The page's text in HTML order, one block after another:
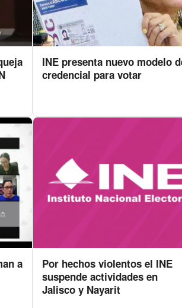
INE presenta nuevo modelo
credencial para votar
a
Por hechos violentos el INE
suspende actividades en
Jalisco y Nayarit